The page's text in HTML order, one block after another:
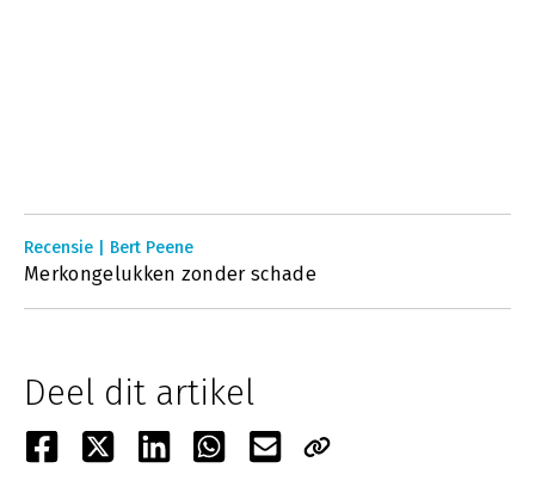
Recensie | Bert Peene
Merkongelukken zonder schade
Deel dit artikel